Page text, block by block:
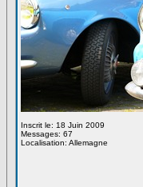
Inscrit le: 18 Juin 2009
Messages: 67
Localisation: Allemagne